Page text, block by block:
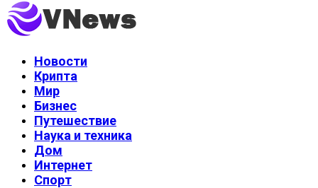
Новости
Крипта
Мир
Бизнес
Путешествие
Наука и техника
Дом
Интернет
Спорт